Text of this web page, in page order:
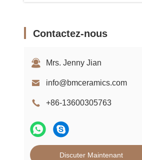
Carreau de dalle de porcelaine
Contactez-nous
Mrs. Jenny Jian
info@bmceramics.com
+86-13600305763
Discuter Maintenant